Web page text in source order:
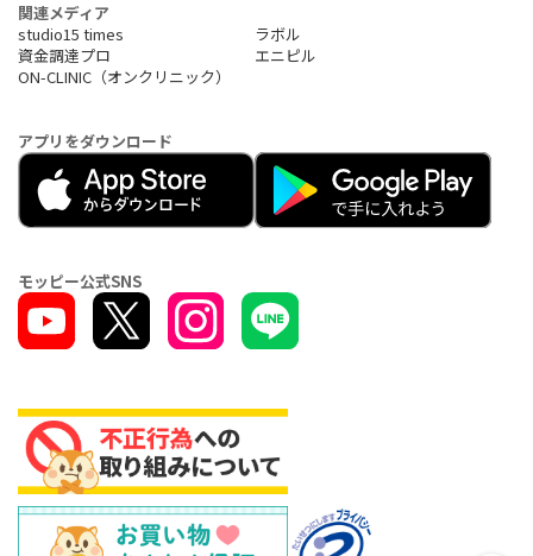
関連メディア
studio15 times
ラボル
資金調達プロ
エニピル
ON-CLINIC（オンクリニック）
アプリをダウンロード
モッピー公式SNS